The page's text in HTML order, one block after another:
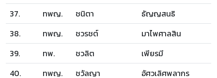
37.
ทพญ. ชนิตา
ธัญญสนธิ
38.
ทพญ. ชวรชต์
มาไพศาลสิน
39.
ทพ. ชวลิต
เพียรมี
40.
ทพญ. ชวัลญา
อัศวเลิศพลากร